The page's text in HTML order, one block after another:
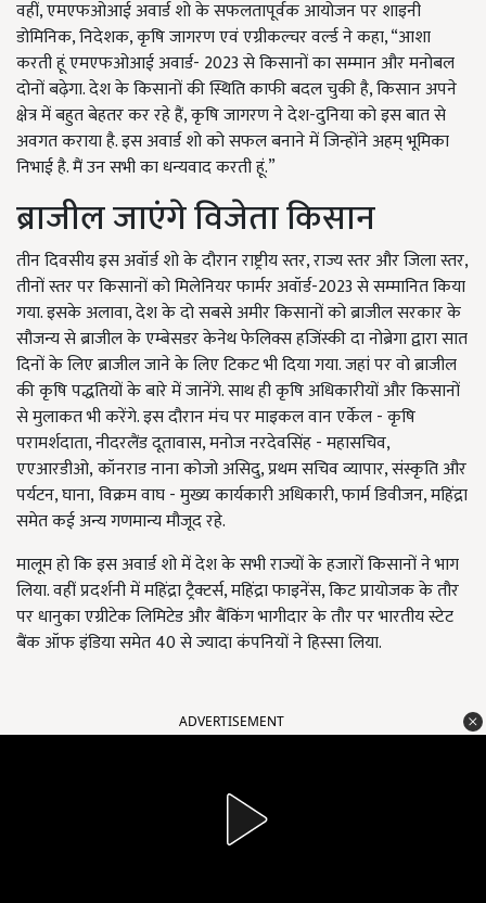
वहीं, एमएफओआई अवार्ड शो के सफलतापूर्वक आयोजन पर शाइनी
डोमिनिक, निदेशक, कृषि जागरण एवं एग्रीकल्चर वर्ल्ड ने कहा, “आशा
करती हूं एमएफओआई अवार्ड- 2023 से किसानों का सम्मान और मनोबल
दोनों बढ़ेगा. देश के किसानों की स्थिति काफी बदल चुकी है, किसान अपने
क्षेत्र में बहुत बेहतर कर रहे हैं, कृषि जागरण ने देश-दुनिया को इस बात से
अवगत कराया है. इस अवार्ड शो को सफल बनाने में जिन्होंने अहम् भूमिका
निभाई है. मैं उन सभी का धन्यवाद करती हूं.”
ब्राजील जाएंगे विजेता किसान
तीन दिवसीय इस अवॉर्ड शो के दौरान राष्ट्रीय स्तर, राज्य स्तर और जिला स्तर,
तीनों स्तर पर किसानों को मिलेनियर फार्मर अवॉर्ड-2023 से सम्मानित किया
गया. इसके अलावा, देश के दो सबसे अमीर किसानों को ब्राजील सरकार के
सौजन्य से ब्राजील के एम्बेसडर केनेथ फेलिक्स हजिंस्की दा नोब्रेगा द्वारा सात
दिनों के लिए ब्राजील जाने के लिए टिकट भी दिया गया. जहां पर वो ब्राजील
की कृषि पद्धतियों के बारे में जानेंगे. साथ ही कृषि अधिकारीयों और किसानों
से मुलाकत भी करेंगे. इस दौरान मंच पर माइकल वान एर्केल - कृषि
परामर्शदाता, नीदरलैंड दूतावास, मनोज नरदेवसिंह - महासचिव,
एएआरडीओ, कॉनराड नाना कोजो असिदु, प्रथम सचिव व्यापार, संस्कृति और
पर्यटन, घाना, विक्रम वाघ - मुख्य कार्यकारी अधिकारी, फार्म डिवीजन, महिंद्रा
समेत कई अन्य गणमान्य मौजूद रहे.
मालूम हो कि इस अवार्ड शो में देश के सभी राज्यों के हजारों किसानों ने भाग
लिया. वहीं प्रदर्शनी में महिंद्रा ट्रैक्टर्स, महिंद्रा फाइनेंस, किट प्रायोजक के तौर
पर धानुका एग्रीटेक लिमिटेड और बैंकिंग भागीदार के तौर पर भारतीय स्टेट
बैंक ऑफ इंडिया समेत 40 से ज्यादा कंपनियों ने हिस्सा लिया.
ADVERTISEMENT